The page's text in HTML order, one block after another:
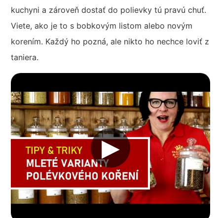
kuchyni a zároveň dostať do polievky tú pravú chuť.
Viete, ako je to s bobkovým listom alebo novým
korením. Každý ho pozná, ale nikto ho nechce loviť z
taniera.
▶︎